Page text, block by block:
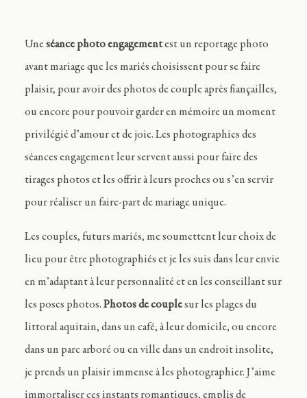
Uneséance photo engagementest un reportage photo
avant mariage que les mariés choisissent pour se faire
plaisir, pour avoir des photos de couple après fiançailles,
ou encore pour pouvoir garder en mémoire un moment
privilégié d’amour et de joie. Les photographies des
séances engagement leur servent aussi pour faire des
tirages photos et les offrir à leurs proches ou s’en servir
pour réaliser un faire-part de mariage unique.
Les couples, futurs mariés, me soumettent leur choix de
lieu pour être photographiés et je les suis dans leur envie
en m’adaptant à leur personnalité et en les conseillant sur
les poses photos. Photos de couplesur les plages du
littoral aquitain, dans un café, à leur domicile, ou encore
dans un parc arboré ou en ville dans un endroit insolite,
je prends un plaisir immense à les photographier. J’aime